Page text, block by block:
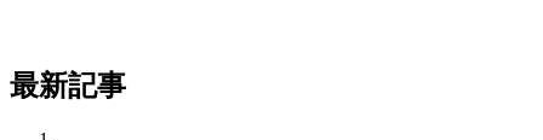
最新記事